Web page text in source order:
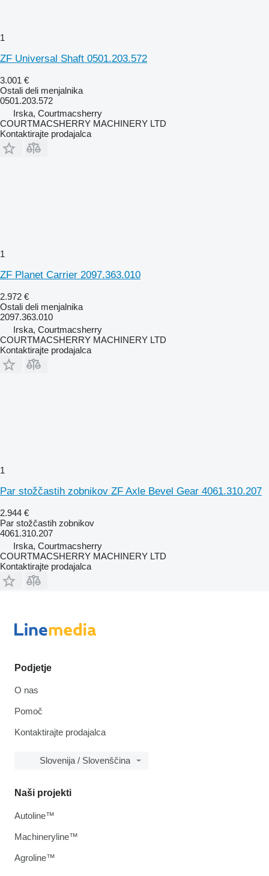
1
ZF Universal Shaft 0501.203.572
3.001 €
Ostali deli menjalnika
0501.203.572
Irska, Courtmacsherry
COURTMACSHERRY MACHINERY LTD
Kontaktirajte prodajalca
1
ZF Planet Carrier 2097.363.010
2.972 €
Ostali deli menjalnika
2097.363.010
Irska, Courtmacsherry
COURTMACSHERRY MACHINERY LTD
Kontaktirajte prodajalca
1
Par stožčastih zobnikov ZF Axle Bevel Gear 4061.310.207
2.944 €
Par stožčastih zobnikov
4061.310.207
Irska, Courtmacsherry
COURTMACSHERRY MACHINERY LTD
Kontaktirajte prodajalca
Podjetje
O nas
Pomoč
Kontaktirajte prodajalca
Slovenija / Slovenščina
Naši projekti
Autoline™
Machineryline™
Agroline™